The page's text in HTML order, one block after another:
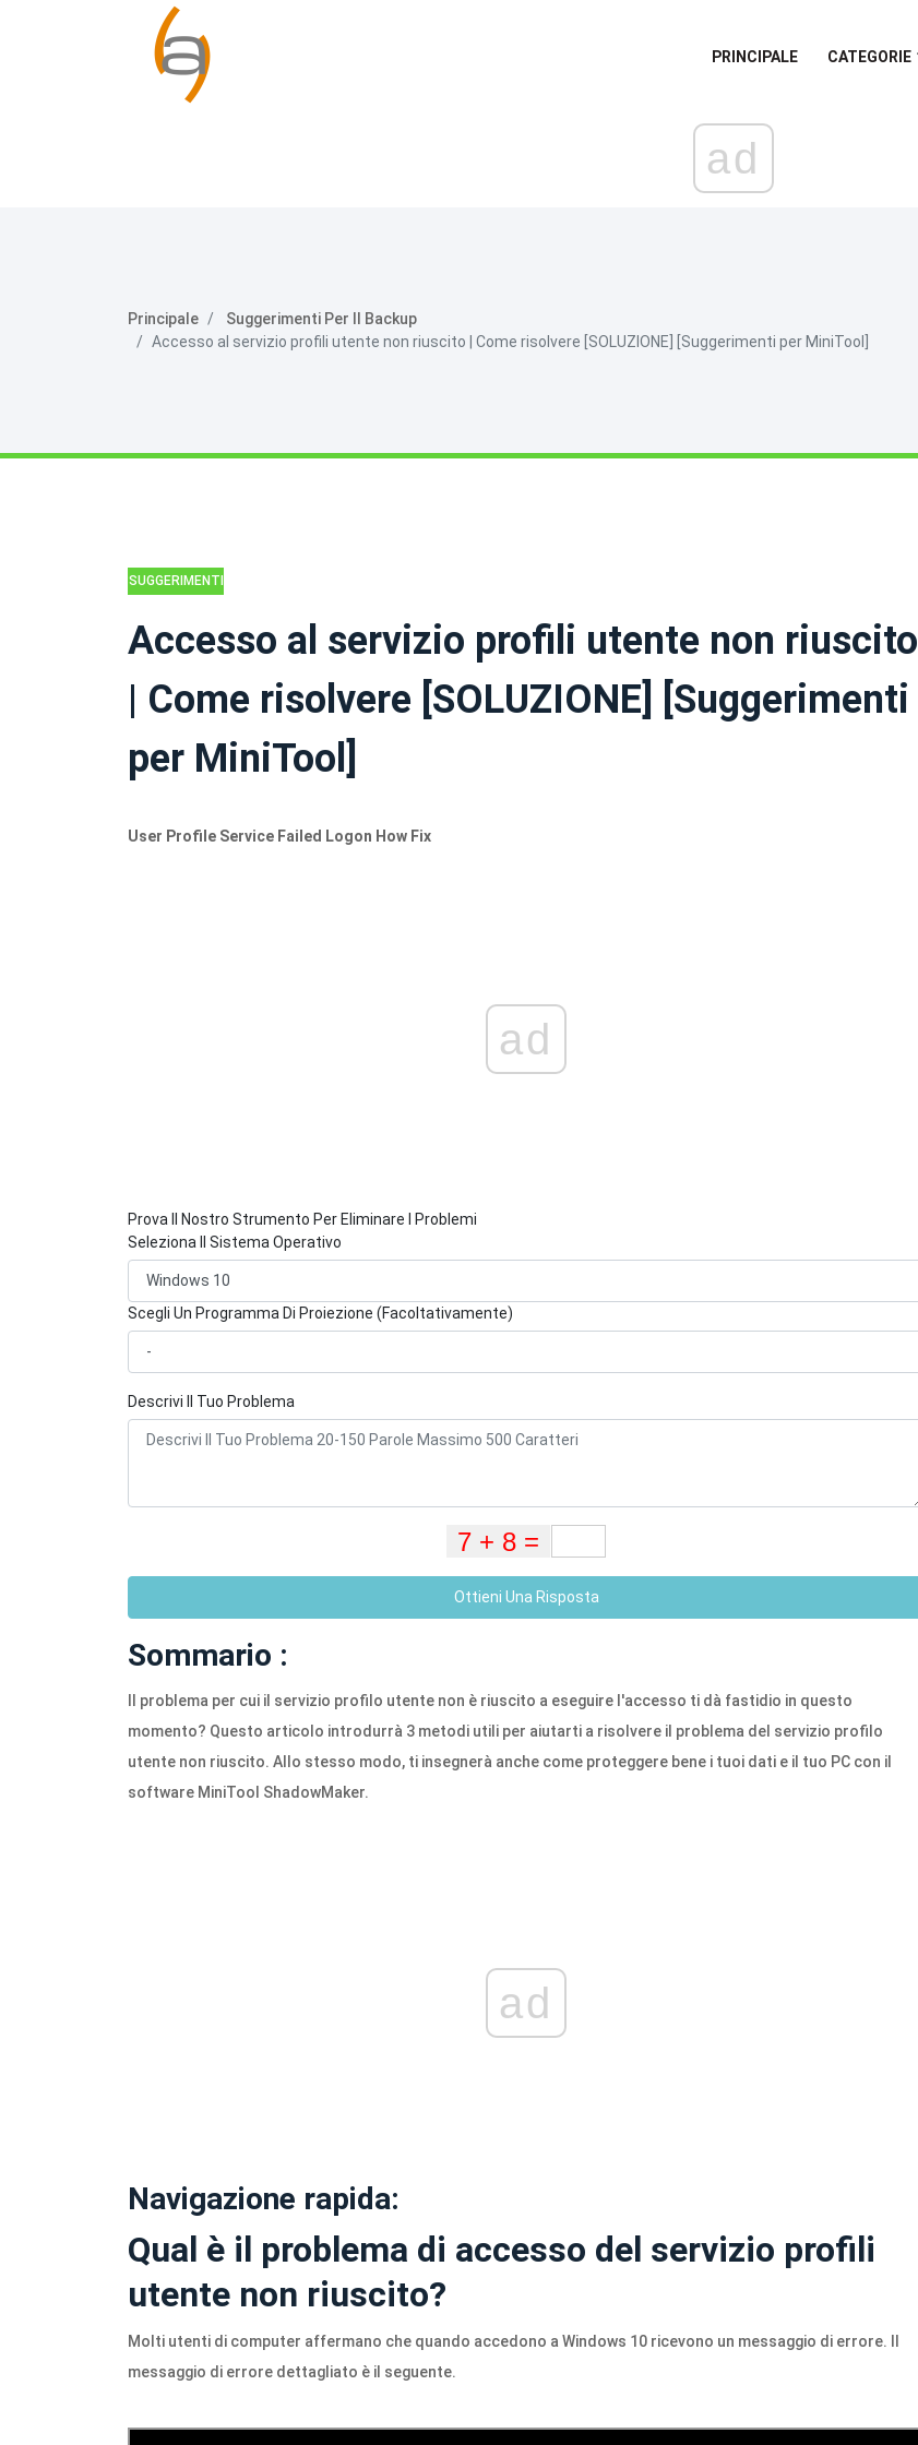
PRINCIPALE CATEGORIE
ad
Principale
Suggerimenti Per Il Backup
Accesso al servizio profili utente non riuscito | Come risolvere [SOLUZIONE] [Suggerimenti per MiniTool]
SUGGERIMENTI
Accesso al servizio profili utente non riuscito
| Come risolvere [SOLUZIONE] [Suggerimenti
per MiniTool]
User Profile Service Failed Logon How Fix
ad
Prova Il Nostro Strumento Per Eliminare I Problemi
Seleziona Il Sistema Operativo
Scegli Un Programma Di Proiezione (Facoltativamente)
Descrivi Il Tuo Problema
Ottieni Una Risposta
Sommario :
Il problema per cui il servizio profilo utente non è riuscito a eseguire l'accesso ti dà fastidio in questo
momento? Questo articolo introdurrà 3 metodi utili per aiutarti a risolvere il problema del servizio profilo
utente non riuscito. Allo stesso modo, ti insegnerà anche come proteggere bene i tuoi dati e il tuo PC con il
software MiniTool ShadowMaker.
ad
Navigazione rapida:
Qual è il problema di accesso del servizio profili
utente non riuscito?
Molti utenti di computer affermano che quando accedono a Windows 10 ricevono un messaggio di errore. Il
messaggio di errore dettagliato è il seguente.